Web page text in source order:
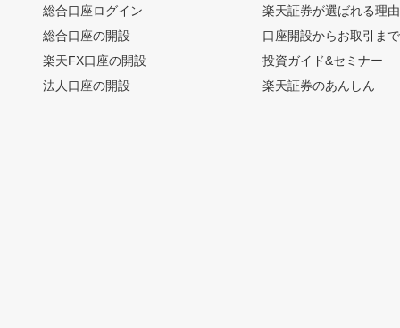
総合口座ログイン
総合口座の開設
楽天FX口座の開設
法人口座の開設
楽天証券が選ばれる理由
口座開設からお取引ま
投資ガイド&セミナー
楽天証券のあんしん